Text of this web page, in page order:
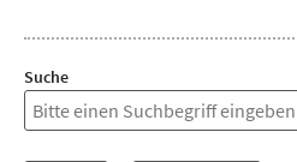
Suche